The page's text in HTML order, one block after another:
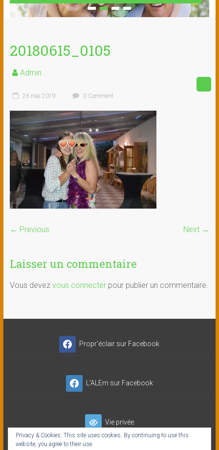
20180615_0105
Admin
26 mai 2019 0 Comment
← Previous Next →
Laisser un commentaire
Vous devez vous connecterpour publier un commentaire.
Propr'éclair sur Facebook
L'ALEm sur Facebook
Vie privée
Privacy & Cookies: This site uses cookies. By continuing to use this
website, you agree to their use.